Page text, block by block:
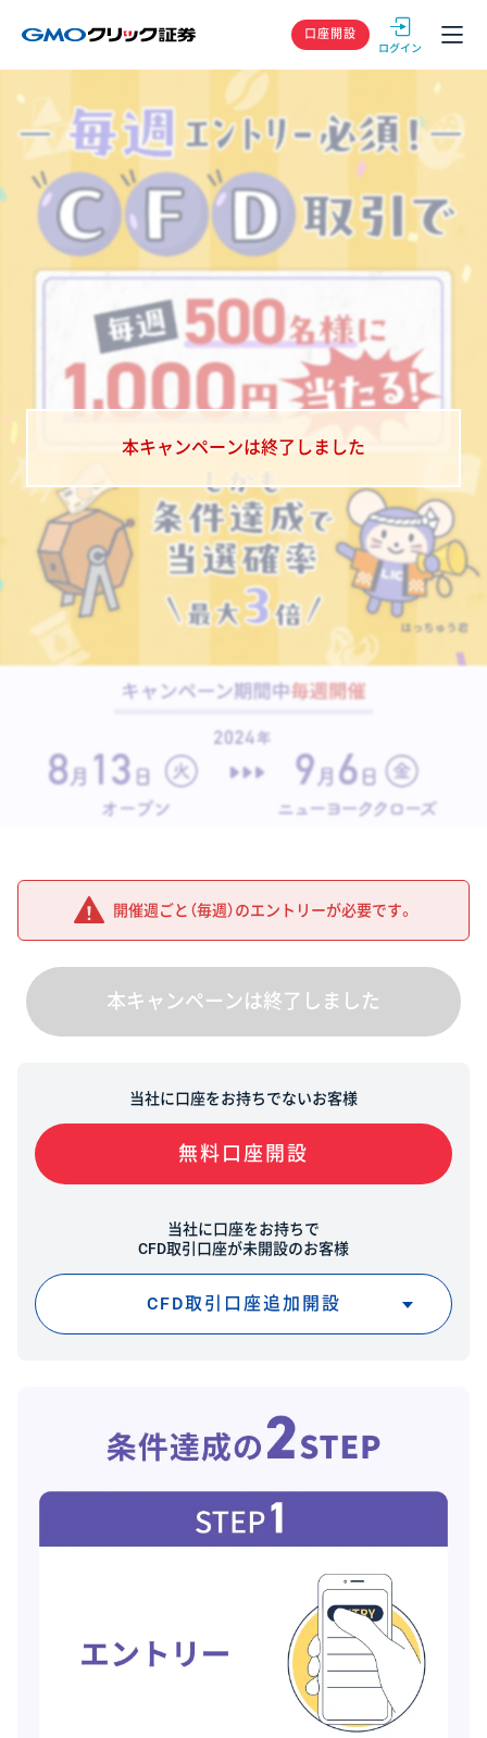
GMOクリック
口座開設
本キャンペーンは終了しました
開催週ごと（毎週）のエントリーが必要です。
本キャンペーンは終了しました
当社に口座をお持ちでないお客様
無料口座開設
当社に口座をお持ちで
CFD取引口座が未開設のお客様
CFD取引口座追加開設